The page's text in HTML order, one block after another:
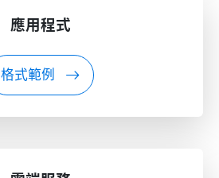
應用程式
格式範例